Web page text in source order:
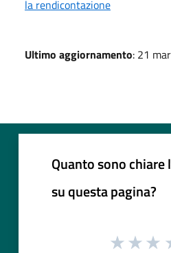
la rendicontazione
Ultimo aggiornamento: 21
Quanto sono
su questa pagina?